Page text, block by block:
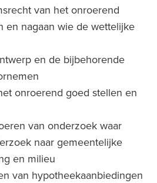
van het onroerend
en nagaan wie de wettelijke
en de bijbehorende
onroerend goed stellen en
van onderzoek waar
naar gemeentelijke
en milieu
van hypotheekaanbiedingen